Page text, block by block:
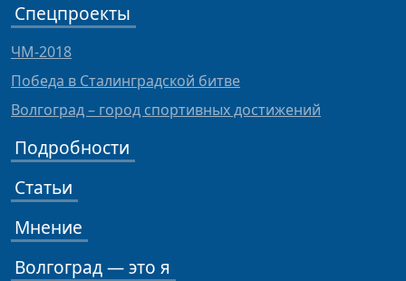
Спецпроекты
ЧМ-2018
Победа в Сталинградской битве
Волгоград – город спортивных достижений
Подробности
Статьи
Мнение
Волгоград — это я